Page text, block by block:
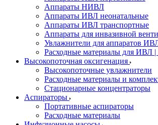
Аппараты НИВЛ
Аппараты ИВЛ неонатальные
Аппараты ИВЛ транспортные
Аппараты для инвазивной
Увлажнители для аппаратов
Расходные материалы для
Высокопоточная оксигенация
Высокопоточные увлажнители
Расходные материалы и
Стационарные концентраторы
Аспираторы
Портативные аспираторы
Расходные материалы